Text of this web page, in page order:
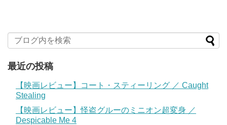
最近の投稿
【映画レビュー】コート・スティーリング ／ Caught
Stealing
【映画レビュー】怪盗グルーのミニオン超変身 ／
Despicable Me 4